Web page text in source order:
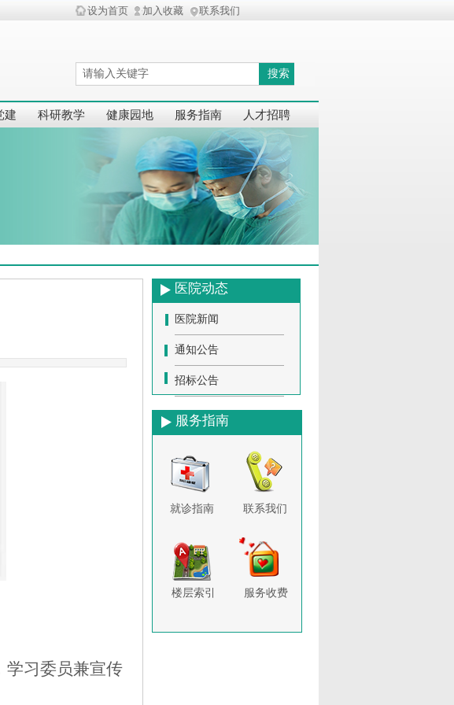
设为首页 加入收藏 联系我们
搜索
建 科研教学 健康园地 服务指南 人才招聘
学习委员兼宣传
医院动态
医院新闻
通知公告
招标公告
服务指南
联系我们
就诊指南
楼层索引 服务收费